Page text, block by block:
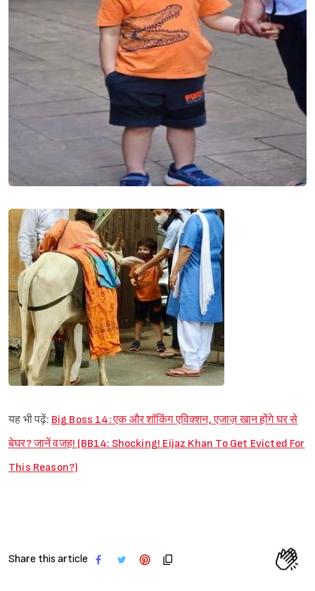
यह भी पढ़ें: Big Boss 14: एक और शॉकिंग एविक्शन, एजाज़ खान होंगे घर से
बेघर? जानें वजह! (BB14: Shocking! Eijaz Khan To Get Evicted For
This Reason?)
Share this article